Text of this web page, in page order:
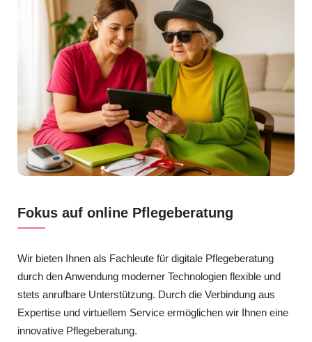
Fokus auf online Pflegeberatung
Wir bieten Ihnen als Fachleute für digitale Pflegeberatung
durch den Anwendung moderner Technologien flexible und
stets anrufbare Unterstützung. Durch die Verbindung aus
Expertise und virtuellem Service ermöglichen wir Ihnen eine
innovative Pflegeberatung.